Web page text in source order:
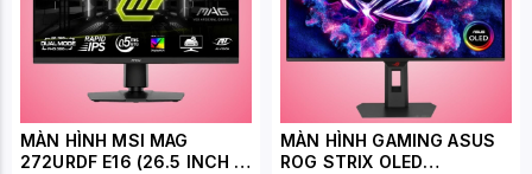
MÀN HÌNH MSI MAG
272URDF E16 (26.5 INCH -
MÀN HÌNH GAMING ASUS
ROG STRIX OLED